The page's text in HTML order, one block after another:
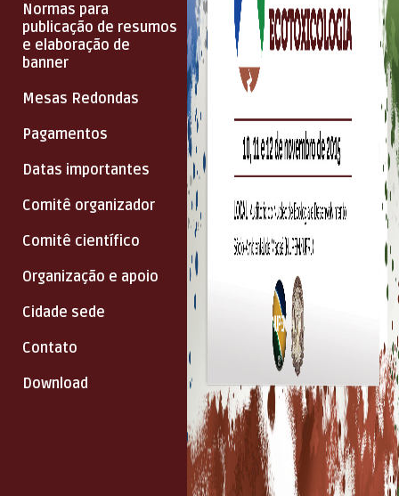
Normas para
publicação de resumos
e elaboração de
banner
Mesas Redondas
Pagamentos
Datas importantes
Comitê organizador
Comitê científico
Organização e apoio
Cidade sede
Contato
Download